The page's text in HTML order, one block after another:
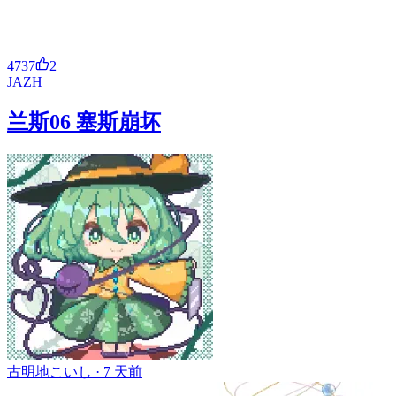
4737
2
JAZH
兰斯06 塞斯崩坏
古明地こいし · 7 天前